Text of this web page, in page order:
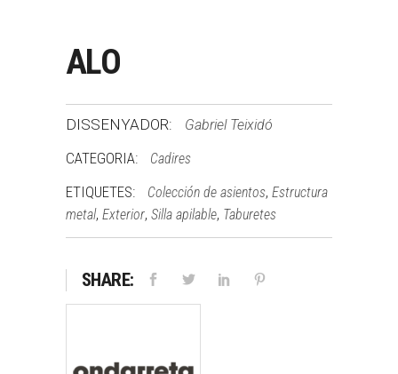
ALO
DISSENYADOR: Gabriel Teixidó
CATEGORIA: Cadires
ETIQUETES: Colección de asientos, Estructura
metal, Exterior, Silla apilable, Taburetes
SHARE: